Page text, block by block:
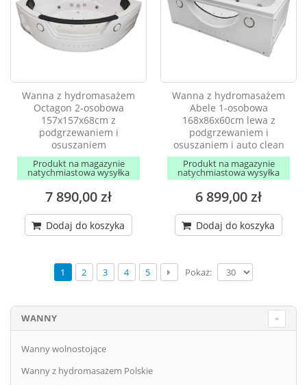
Wanna z hydromasażem
Octagon 2-osobowa
157x157x68cm z
podgrzewaniem i
osuszaniem
Produkt na magazynie
natychmiastowa wysyłka
7 890,00 zł
Dodaj do koszyka
Wanna z hydromasażem
Abele 1-osobowa
168x86x60cm lewa z
podgrzewaniem i
osuszaniem i auto clean
Produkt na magazynie
natychmiastowa wysyłka
6 899,00 zł
Dodaj do koszyka
1 2 3 4 5 Pokaż:
WANNY
Wanny wolnostojące
Wanny z hydromasażem Polskie